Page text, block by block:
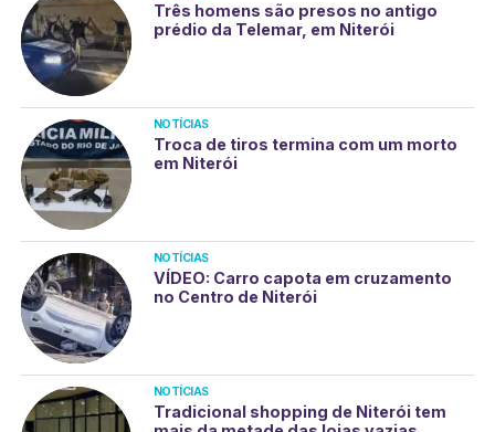
Três homens são presos no antigo
prédio da Telemar, em Niterói
NOTÍCIAS
Troca de tiros termina com um morto
em Niterói
NOTÍCIAS
VÍDEO: Carro capota em cruzamento
no Centro de Niterói
NOTÍCIAS
Tradicional shopping de Niterói tem